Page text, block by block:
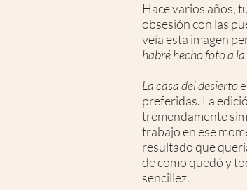
Hace varios años,
obsesión con las
veía esta imagen
habré hecho foto a
La casa del desierto
preferidas. La
tremendamente
trabajo en ese
resultado que
de como quedó y
sencillez.